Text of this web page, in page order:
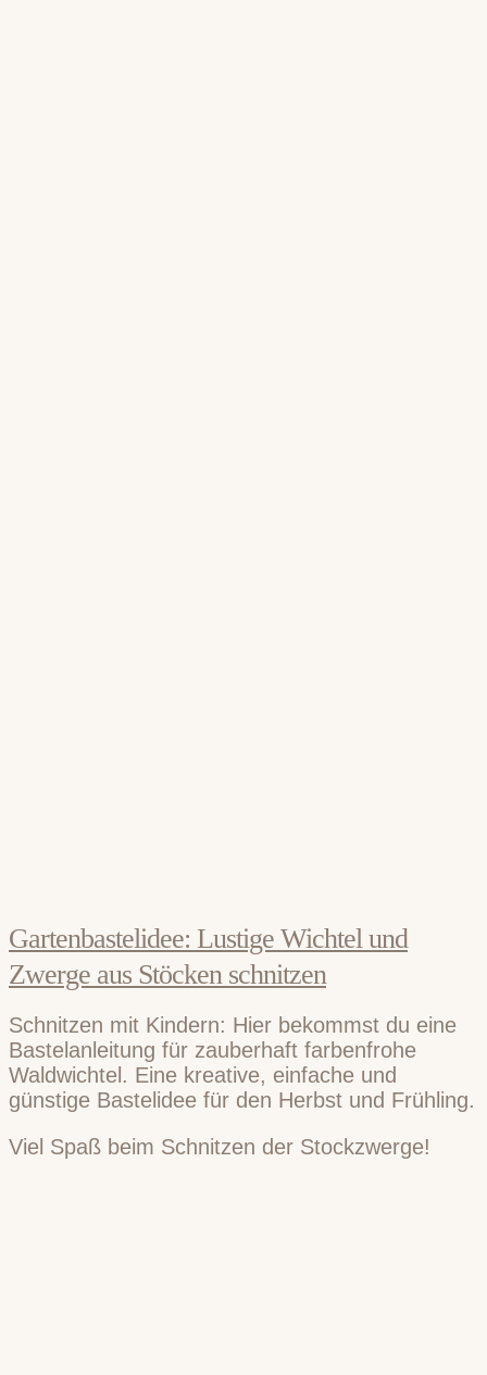
Gartenbastelidee: Lustige Wichtel und
Zwerge aus Stöcken schnitzen
Schnitzen mit Kindern: Hier bekommst du eine
Bastelanleitung für zauberhaft farbenfrohe
Waldwichtel. Eine kreative, einfache und
günstige Bastelidee für den Herbst und Frühling.
Viel Spaß beim Schnitzen der Stockzwerge!